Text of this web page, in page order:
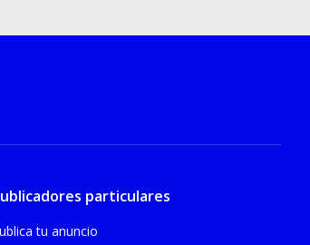
particulares
tu anuncio